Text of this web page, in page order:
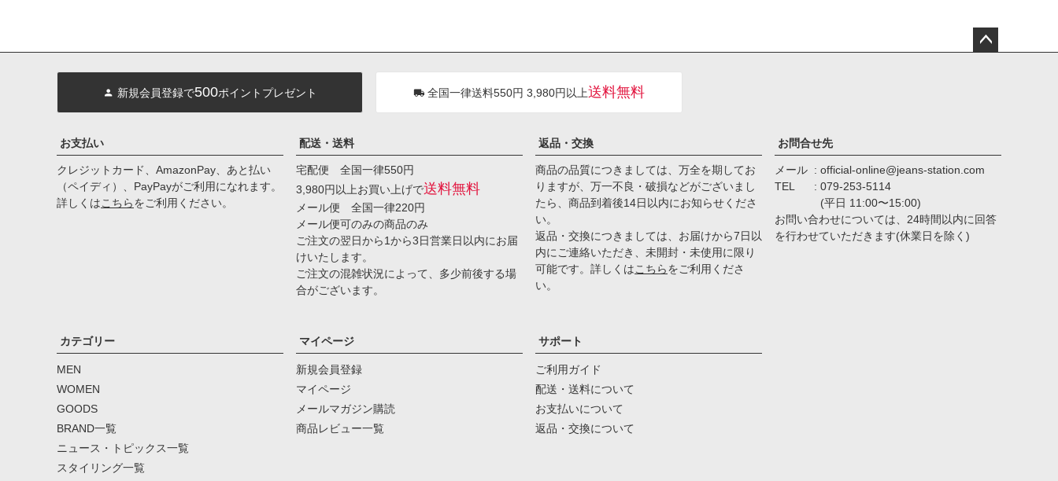
新規会員登録で500ポイントプレゼント 全国一律送料550円 3,980円以上送料無料
お支払い
クレジットカード、AmazonPay、あと払い
（ペイディ）、PayPayがご利用になれます。
詳しくはこちらをご利用ください。
配送・送料
宅配便 全国一律550円
3,980円以上お買い上げで送料無料
メール便 全国一律220円
メール便可のみの商品のみ
ご注文の翌日から1から3日営業日以内にお届
けいたします。
ご注文の混雑状況によって、多少前後する場
合がございます。
返品・交換
商品の品質につきましては、万全を期してお
りますが、万一不良・破損などがございまし
たら、商品到着後14日以内にお知らせくださ
い。
返品・交換につきましては、お届けから7日以
内にご連絡いただき、未開封・未使用に限り
可能です。詳しくはこちらをご利用くださ
い。
お問合せ先
メール
official-online@jeans-station.com
TEL
079-253-5114
(平日 11:00〜15:00)
お問い合わせについては、24時間以内に回答
を行わせていただきます(休業日を除く)
カテゴリー
MEN
WOMEN
GOODS
BRAND一覧
ニュース・トピックス一覧
スタイリング一覧
マイページ
新規会員登録
マイページ
メールマガジン購読
商品レビュー一覧
サポート
ご利用ガイド
配送・送料について
お支払いについて
返品・交換について